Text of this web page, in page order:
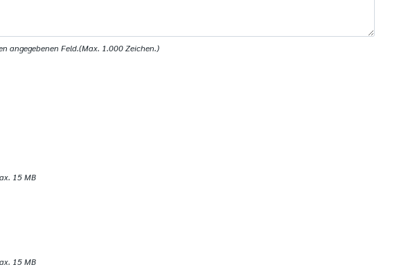
angegebenen Feld.(Max. 1.000 Zeichen.)
15 MB
15 MB